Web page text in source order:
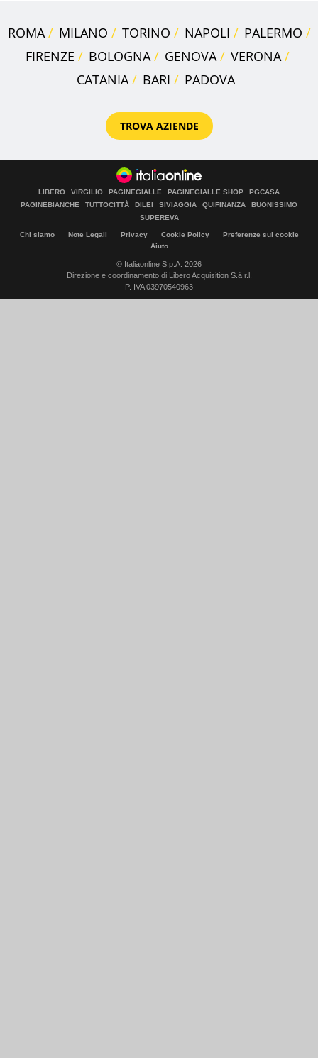
ROMA MILANO TORINO NAPOLI
PALERMO
FIRENZE
BOLOGNA GENOVA
VERONA
CATANIA
BARI PADOVA
TROVA AZIENDE
LIBERO VIRGILIO PAGINEGIALLE PAGINEGIALLE SHOP
PGCASA
PAGINEBIANCHE
TUTTOCITTÀ DILEI SIVIAGGIA QUIFINANZA
BUONISSIMO
SUPEREVA
Chi siamo Note Legali Privacy Cookie Policy
Preferenze sui cookie
Aiuto
© Italiaonline S.p.A. 2026
Direzione e coordinamento di Libero Acquisition S.á r.l.
P. IVA 03970540963